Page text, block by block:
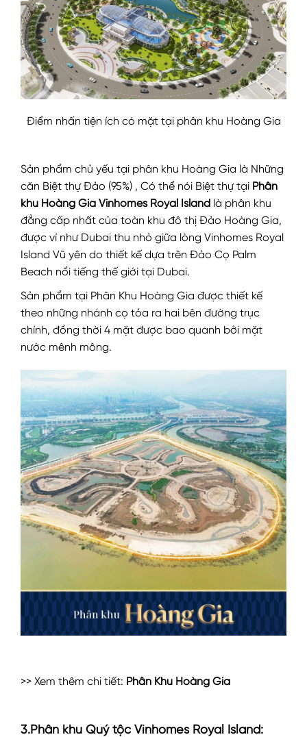
Điểm nhấn tiện ích có mặt tại phân khu Hoàng Gia
Sản phẩm chủ yếu tại phân khu Hoàng Gia là Những
căn Biệt thự Đảo (95%) , Có thể nói Biệt thự tại Phân
khu Hoàng Gia Vinhomes Royal Island là phân khu
đẳng cấp nhất của toàn khu đô thị Đảo Hoàng Gia,
được ví như Dubai thu nhỏ giữa lòng Vinhomes Royal
Island Vũ yên do thiết kế dựa trên Đảo Cọ Palm
Beach nổi tiếng thế giới tại Dubai.
Sản phẩm tại Phân Khu Hoàng Gia được thiết kế
theo những nhánh cọ tỏa ra hai bên đường trục
chính, đồng thời 4 mặt được bao quanh bởi mặt
nước mênh mông.
>> Xem thêm chi tiết: Phân Khu Hoàng Gia
3.Phân khu Quý tộc Vinhomes Royal Island: